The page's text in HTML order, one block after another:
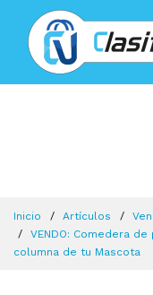
Inicio Artículos
VENDO: Comedera
columna de tu Mascota